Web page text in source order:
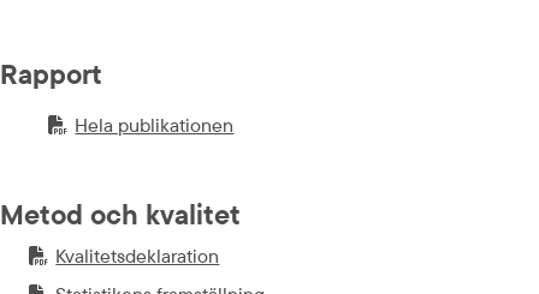
Rapport
PDF-fil.
Hela publikationen
pdf, 1.2 MB.
Metod och kvalitet
PDF-fil.
Kvalitetsdeklaration
pdf, 650.6 kB.